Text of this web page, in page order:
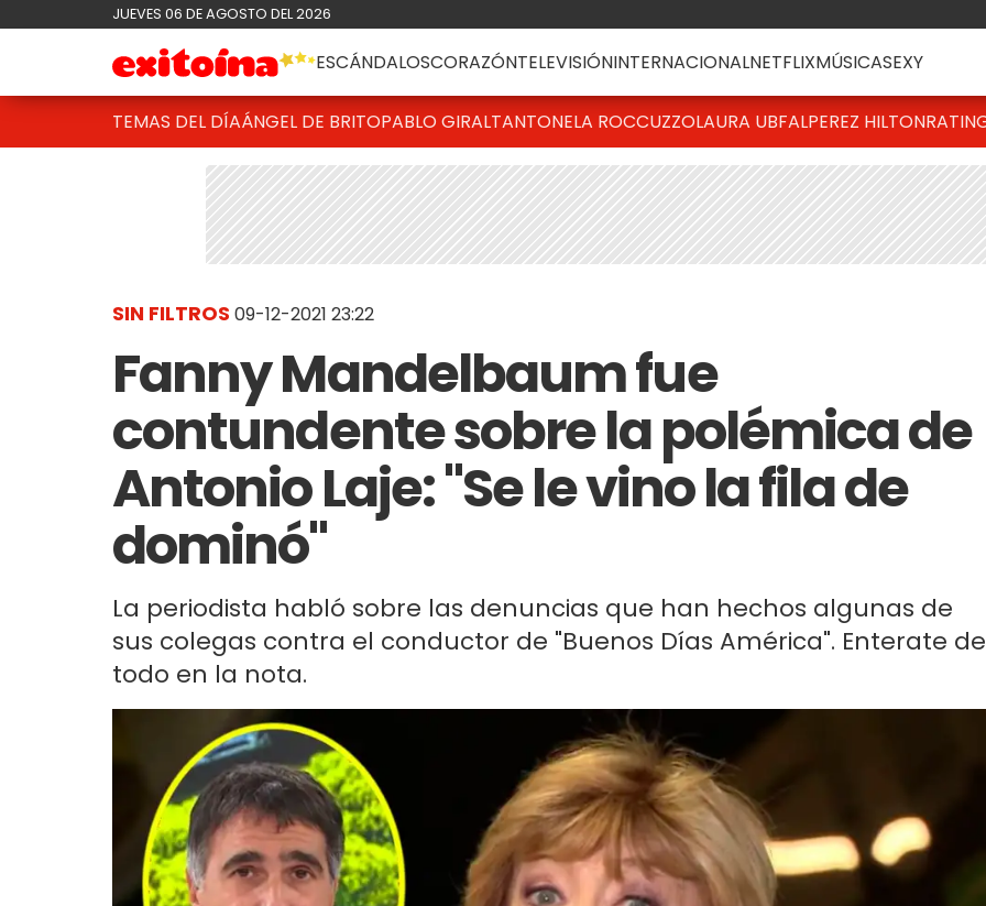
JUEVES 06 DE AGOSTO DEL 2026
ESCÁNDALOSCORAZÓNTELEVISIÓNINTERNACIONALNETFLIXMÚSICASEXY
TEMAS DEL DÍAÁNGEL DE BRITOPABLO GIRALTANTONELA ROCCUZZOLAURA UBFALPEREZ HILTON
SIN FILTROS 09-12-2021 23:22
Fanny Mandelbaum fue
contundente sobre la polémica de
Antonio Laje: "Se le vino la fila de
dominó"
La periodista habló sobre las denuncias que han hechos algunas de
sus colegas contra el conductor de "Buenos Días América". Enterate de
todo en la nota.